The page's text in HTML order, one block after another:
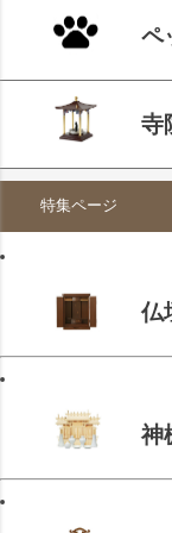
ペ
寺
特集ページ
仏
神